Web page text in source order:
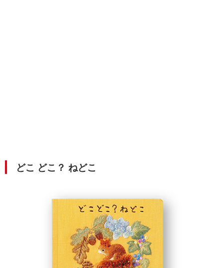
どこ どこ？ ねどこ